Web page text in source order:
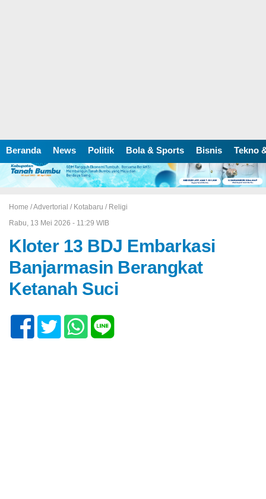
Beranda News Politik Bola & Sports Bisnis Tekno
Home /Advertorial / Kotabaru / Religi
Rabu, 13 Mei 2026 - 11:29 WIB
Kloter 13 BDJ Embarkasi
Banjarmasin Berangkat
Ketanah Suci